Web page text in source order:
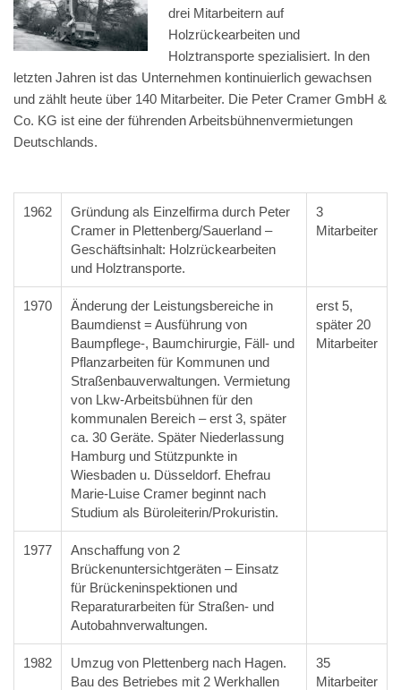
drei Mitarbeitern auf
Holzrückearbeiten und
Holztransporte spezialisiert. In den
letzten Jahren ist das Unternehmen kontinuierlich gewachsen
und zählt heute über 140 Mitarbeiter. Die Peter Cramer GmbH &
Co. KG ist eine der führenden Arbeitsbühnenvermietungen
Deutschlands.
1962
Gründung als Einzelfirma durch Peter
Cramer in Plettenberg/Sauerland –
Geschäftsinhalt: Holzrückearbeiten
und Holztransporte.
3
Mitarbeiter
1970
Änderung der Leistungsbereiche in
Baumdienst = Ausführung von
Baumpflege-, Baumchirurgie, Fäll- und
Pflanzarbeiten für Kommunen und
Straßenbauverwaltungen. Vermietung
von Lkw-Arbeitsbühnen für den
kommunalen Bereich – erst 3, später
ca. 30 Geräte. Später Niederlassung
Hamburg und Stützpunkte in
Wiesbaden u. Düsseldorf. Ehefrau
Marie-Luise Cramer beginnt nach
Studium als Büroleiterin/Prokuristin.
erst 5,
später 20
Mitarbeiter
1977
Anschaffung von 2
Brückenuntersichtgeräten – Einsatz
für Brückeninspektionen und
Reparaturarbeiten für Straßen- und
Autobahnverwaltungen.
1982
Umzug von Plettenberg nach Hagen.
Bau des Betriebes mit 2 Werkhallen
35
Mitarbeiter